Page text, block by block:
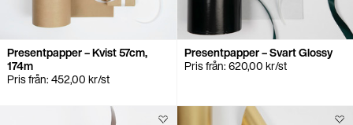
Presentpapper – Kvist 57cm,
174m
Pris från:452,00kr/st
Presentpapper – Svart Glossy
Pris från:620,00kr/st